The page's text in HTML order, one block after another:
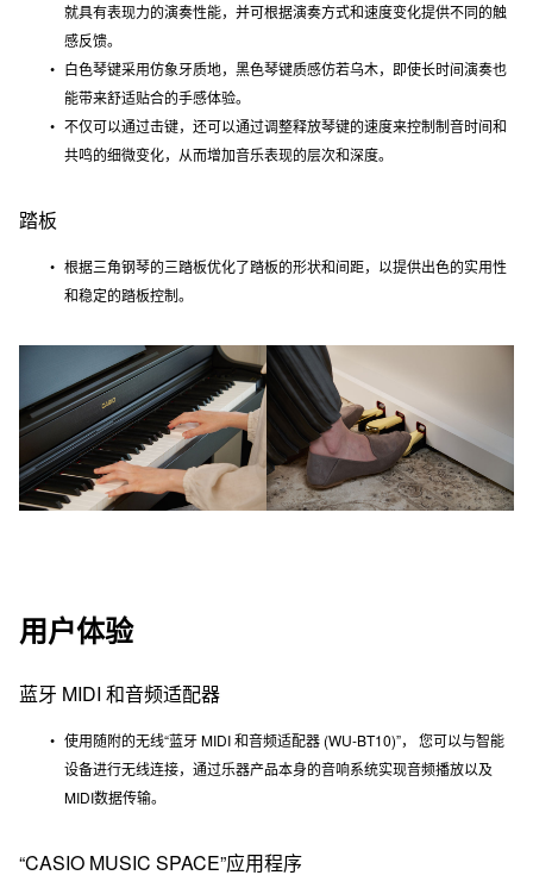
就具有表现力的演奏性能，并可根据演奏方式和速度变化提供不同的触
感反馈。
白色琴键采用仿象牙质地，黑色琴键质感仿若乌木，即使长时间演奏也
能带来舒适贴合的手感体验。
不仅可以通过击键，还可以通过调整释放琴键的速度来控制制音时间和
共鸣的细微变化，从而增加音乐表现的层次和深度。
踏板
根据三角钢琴的三踏板优化了踏板的形状和间距，以提供出色的实用性
和稳定的踏板控制。
用户体验
蓝牙 MIDI 和音频适配器
使用随附的无线“蓝牙 MIDI 和音频适配器 (WU-BT10)”， 您可以与智能
设备进行无线连接，通过乐器产品本身的音响系统实现音频播放以及
MIDI数据传输。
“CASIO MUSIC SPACE”应用程序